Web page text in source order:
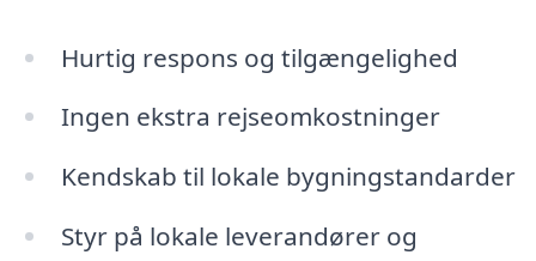
Hurtig respons og tilgængelighed
Ingen ekstra rejseomkostninger
Kendskab til lokale bygningstandarder
Styr på lokale leverandører og